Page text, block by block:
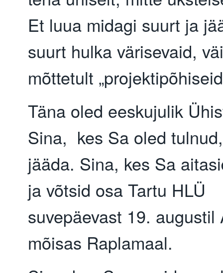
Et luua midagi suurt ja
suurt hulka värisevaid,
mõttetult
Täna oled eeskujulik
Sina, kes Sa oled
jääda. Sina, kes Sa
ja võtsid osa Tartu HLÜ
suvepäevast 19. augustil
mõisas Raplamaal.